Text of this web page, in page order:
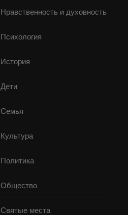
Нравственность и духовность
Психология
История
Дети
Семья
Культура
Политика
Общество
Святые места